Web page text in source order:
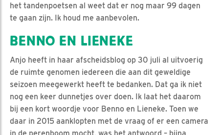
het tandenpoetsen al weet dat er nog maar 99 dagen
te gaan zijn. Ik houd me aanbevolen.
BENNO EN LIENEKE
Anjo heeft in haar afscheidsblog op 30 juli al uitvoerig
de ruimte genomen iedereen die aan dit geweldige
seizoen meegewerkt heeft te bedanken. Dat ga ik niet
nog een keer dunnetjes over doen. Ik laat het daarom
bij een kort woordje voor Benno en Lieneke. Toen we
daar in 2015 aanklopten met de vraag of er een camera